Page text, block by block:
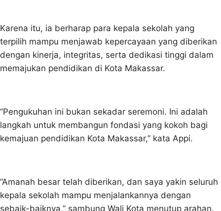
Karena itu, ia berharap para kepala sekolah yang
terpilih mampu menjawab kepercayaan yang diberikan
dengan kinerja, integritas, serta dedikasi tinggi dalam
memajukan pendidikan di Kota Makassar.
“Pengukuhan ini bukan sekadar seremoni. Ini adalah
langkah untuk membangun fondasi yang kokoh bagi
kemajuan pendidikan Kota Makassar,” kata Appi.
“Amanah besar telah diberikan, dan saya yakin seluruh
kepala sekolah mampu menjalankannya dengan
sebaik-baiknya,” sambung Wali Kota menutup arahan.